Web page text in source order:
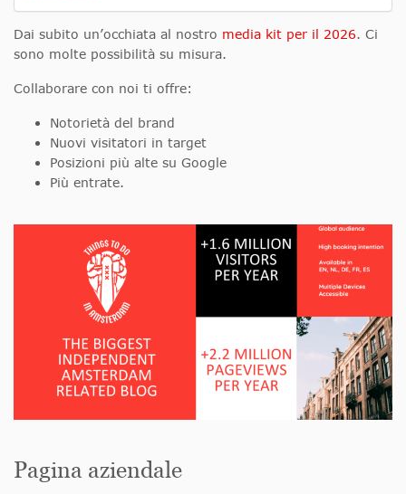
Dai subito un’occhiata al nostro media kit per il 2026. Ci
sono molte possibilità su misura.
Collaborare con noi ti offre:
Notorietà del brand
Nuovi visitatori in target
Posizioni più alte su Google
Più entrate.
Pagina aziendale